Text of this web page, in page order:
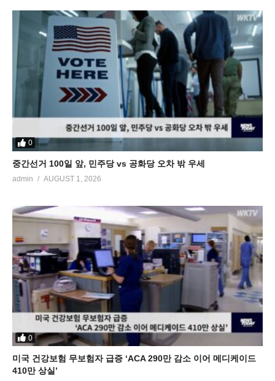
0
중간선거 100일 앞, 민주당 vs 공화당 오차 밖 우세
admin AUGUST 1, 2026
0
미국 건강보험 무보험자 급증 ‘ACA 290만 감소 이어 메디케이드
410만 상실’